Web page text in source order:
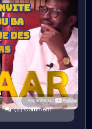
(2) Comment